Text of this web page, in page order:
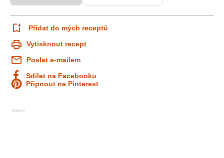
Přidat do mých receptů
Vytisknout recept
Poslat e-mailem
Sdílet na Facebooku
Připnout na Pinterest
Reklama